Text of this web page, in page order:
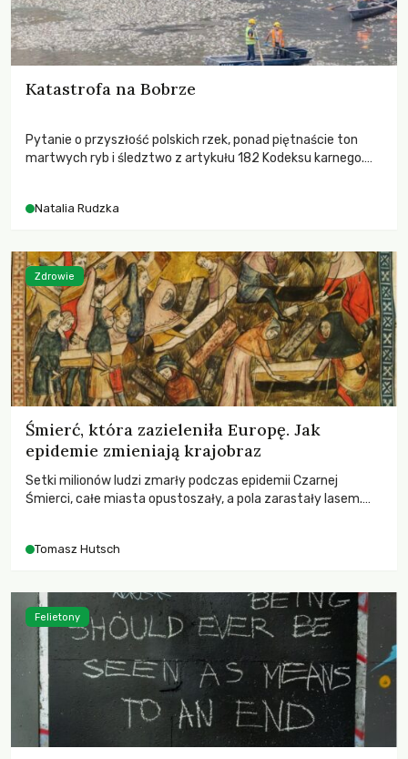
Katastrofa na Bobrze
Pytanie o przyszłość polskich rzek, ponad piętnaście ton
martwych ryb i śledztwo z artykułu 182 Kodeksu karnego.
zdarzeń prowadzących do biologicznej śmierci rzeki.
Natalia Rudzka
Śmierć, która zazieleniła Europę. Jak
epidemie zmieniają krajobraz
Setki milionów ludzi zmarły podczas epidemii Czarnej
Śmierci, całe miasta opustoszały, a pola zarastały lasem.
największych katastrof w swoich dziejach.
Tomasz Hutsch
Zdrowie
Felietony